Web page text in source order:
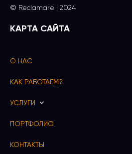
© Reсlamare | 2024
КАРТА САЙТА
О НАС
КАК РАБОТАЕМ?
УСЛУГИ
ПОРТФОЛИО
КОНТАКТЫ